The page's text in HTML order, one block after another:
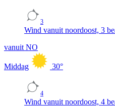
3
Wind vanuit noordoost, 3
vanuit NO
Middag 30°
4
Wind vanuit noordoost, 4